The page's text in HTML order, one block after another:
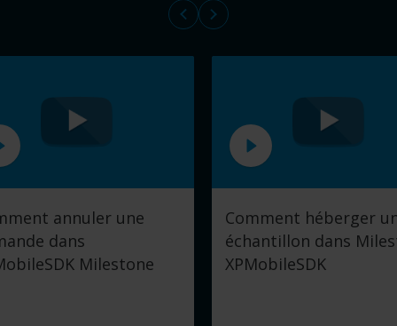
annuler une
dans
Milestone
Comment héberger
échantillon dans
XPMobileSDK